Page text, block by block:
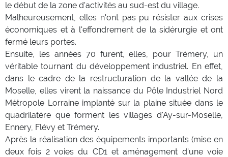
le début de la zone d'activités au sud-est du village.
Malheureusement, elles n'ont pas pu résister aux crises
économiques et à l'effondrement de la sidérurgie et ont
fermé leurs portes.
Ensuite, les années 70 furent, elles, pour Trémery, un
véritable tournant du développement industriel. En effet,
dans le cadre de la restructuration de la vallée de la
Moselle, elles virent la naissance du Pôle Industriel Nord
Métropole Lorraine implanté sur la plaine située dans le
quadrilatère que forment les villages d'Ay-sur-Moselle,
Ennery, Flévy et Trémery.
Après la réalisation des équipements importants (mise en
deux fois 2 voies du CD1 et aménagement d'une voie